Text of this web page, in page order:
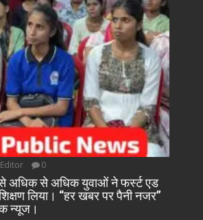
Editor 0
से अधिक से अधिक युवाओं ने फर्स्ट एड
लिया। “हर खबर पर पैनी नजर”
न्यूज।